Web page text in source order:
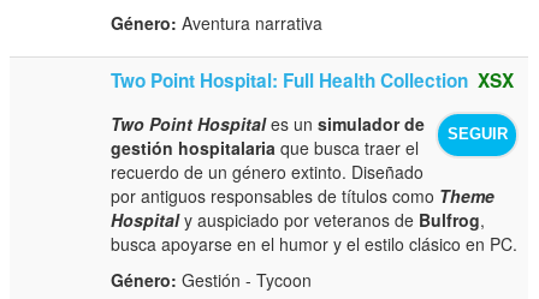
Género: Aventura narrativa
Two Point Hospital: Full Health Collection XSX
SEGUIR
Two Point Hospitales unsimulador de
gestión hospitalaria que busca traer el
recuerdo de un género extinto. Diseñado
por antiguos responsables de títulos como Theme
Hospitaly auspiciado por veteranos de Bulfrog,
busca apoyarse en el humor y el estilo clásico en PC.
Género: Gestión - Tycoon